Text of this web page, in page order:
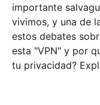
importante
vivimos, y una de
estos debates
esta "VPN" y por
tu privacidad?